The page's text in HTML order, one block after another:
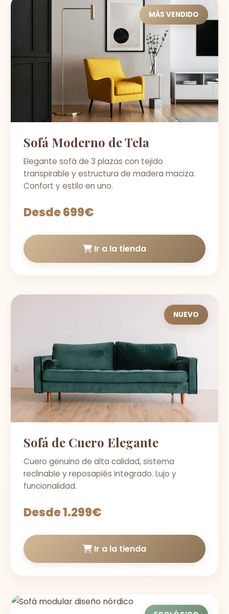
MÁS VENDIDO
Sofá Moderno de Tela
Elegante sofá de 3 plazas con tejido
transpirable y estructura de madera maciza.
Confort y estilo en uno.
Desde 699€
Ir a la tienda
NUEVO
Sofá de Cuero Elegante
Cuero genuino de alta calidad, sistema
reclinable y reposapiés integrado. Lujo y
funcionalidad.
Desde 1.299€
Ir a la tienda